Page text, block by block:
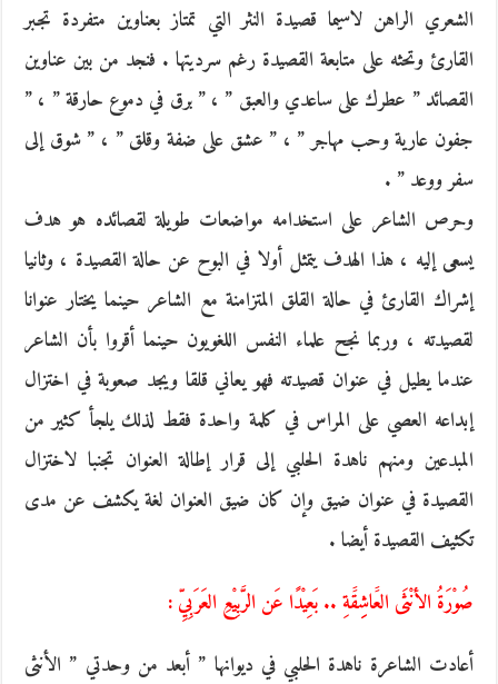
الشعري الراهن لاسيما قصيدة النثر التي تمتاز بعناوين متفردة تجبر
القارئ وتحثه على متابعة القصيدة رغم سرديتها . فنجد من بين عناوين
القصائد ” عطرك على ساعدي والعبق ” ، ” برق في دموع حارقة ” ، ”
جفون عارية وحب مهاجر ” ، ” عشق على ضفة وقلق ” ، ” شوق إلى
سفر ووعد ” .
وحرص الشاعر على استخدامه مواضعات طويلة لقصائده هو هدف
يسعى إليه ، هذا الهدف يتمثل أولا في البوح عن حالة القصيدة ، وثانيا
إشراك القارئ في حالة القلق المتزامنة مع الشاعر حينما يختار عنوانا
لقصيدته ، وربما نجح علماء النفس اللغويون حينما أقروا بأن الشاعر
عندما يطيل في عنوان قصيدته فهو يعاني قلقا ويجد صعوبة في اختزال
إبداعه العصي على المراس في كلمة واحدة فقط لذلك يلجأ كثير من
المبدعين ومنهم ناهدة الحلبي إلى قرار إطالة العنوان تجنبا لاختزال
القصيدة في عنوان ضيق وإن كان ضيق العنوان لغة يكشف عن مدى
تكثيف القصيدة أيضا .
صُوْرَةُ الأنْثَى العََاشِِقََةِ .. بَعِيْدًا عَن الرَّبِيْعِ العَرَبِيِّ :
أعادت الشاعرة ناهدة الحلبي في ديوانها ” أبعد من وحدتي ” الأنثى